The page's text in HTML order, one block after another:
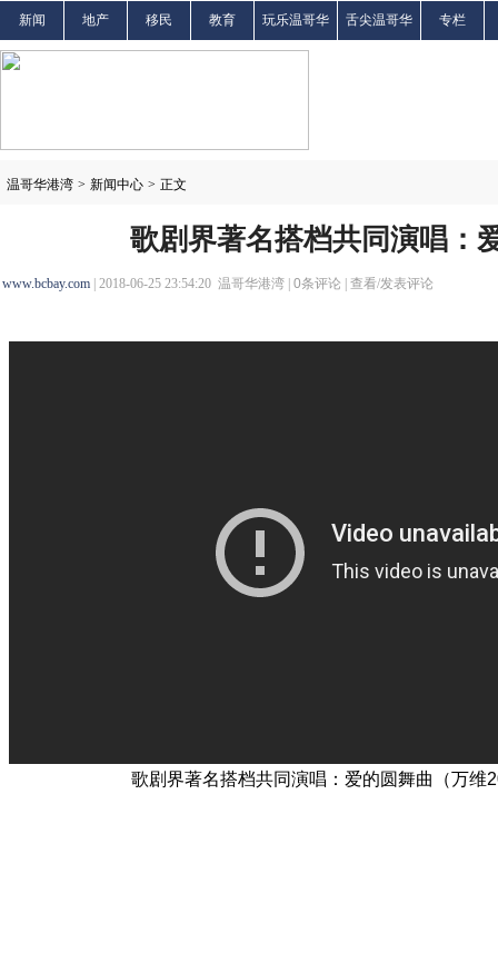
新闻 地产 移民 教育 玩乐温哥华 舌尖温哥华 专栏
温哥华港湾 > 新闻中心 > 正文
歌剧界著名搭档共同演唱：
www.bcbay.com | 2018-06-25 23:54:20 温哥华港湾 | 0条评论 | 查看/发表评论
歌剧界著名搭档共同演唱：爱的圆舞曲（万维